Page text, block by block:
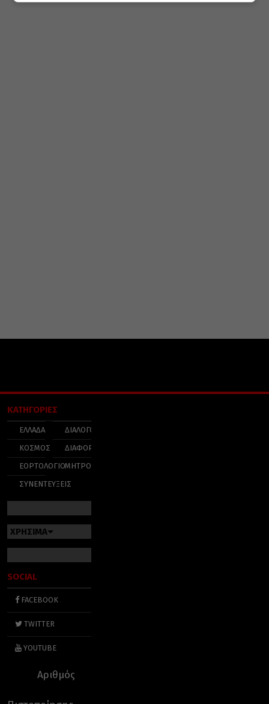
ΚΑΤΗΓΟΡΙΕΣ
ΕΛΛΑΔΑ
ΚΟΣΜΟΣ
ΕΟΡΤΟΛΟΓΙΟ
ΣΥΝΕΝΤΕΥΞΕΙΣ
ΔΙΑΛΟΓΟΣ
ΔΙΑΦΟΡΑ
ΜΗΤΡΟΠΟΛΕΙΣ
ΧΡΗΣΙΜΑ
SOCIAL
FACEBOOK
TWITTER
YOUTUBE
Αριθμός